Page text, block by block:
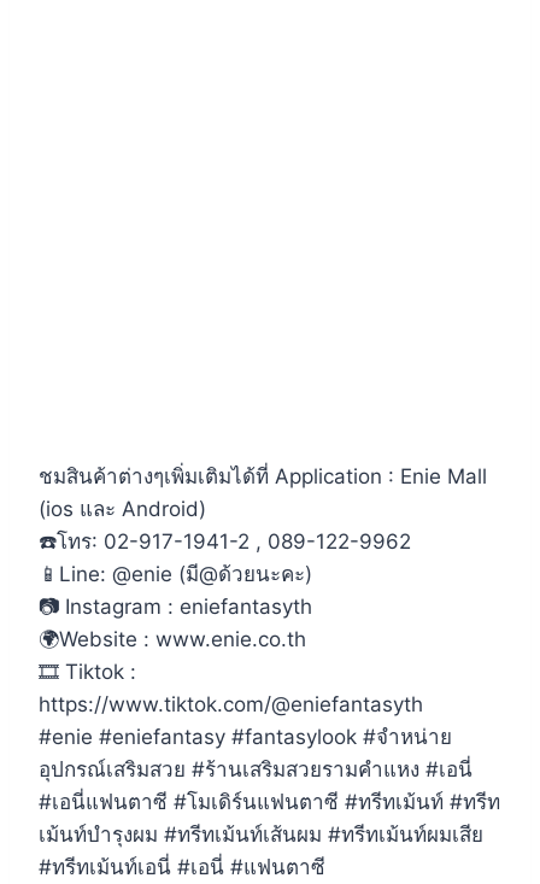
ชมสินค้าต่างๆเพิ่มเติมได้ที่ Application : Enie Mall
(ios และ Android)
☎️โทร: 02-917-1941-2 , 089-122-9962
📱Line: @enie (มี@ด้วยนะคะ)
📷 Instagram : eniefantasyth
🌍Website : www.enie.co.th
🎞 Tiktok :
https://www.tiktok.com/@eniefantasyth
#enie #eniefantasy #fantasylook #จำหน่าย
อุปกรณ์เสริมสวย #ร้านเสริมสวยรามคำแหง #เอนี่
#เอนี่แฟนตาซี #โมเดิร์นแฟนตาซี #ทรีทเม้นท์ #ทรีท
เม้นท์บำรุงผม #ทรีทเม้นท์เส้นผม #ทรีทเม้นท์ผมเสีย
#ทรีทเม้นท์เอนี่ #เอนี่ #แฟนตาซี